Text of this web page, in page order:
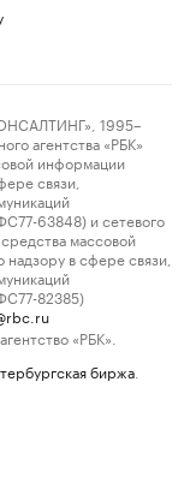
1995–
агентства «РБК»
информации
связи,
63848) и сетевого
массовой
в сфере связи,
82385)
«РБК».
биржа